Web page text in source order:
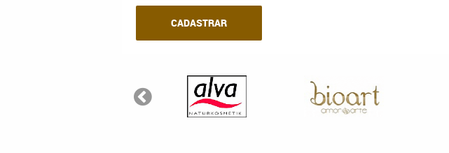
CADASTRAR